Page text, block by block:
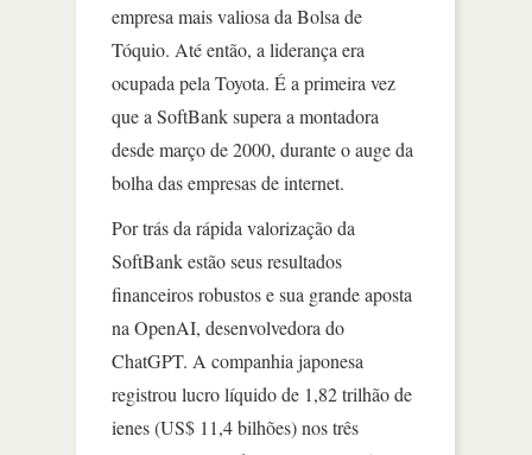
empresa mais valiosa da Bolsa de
Tóquio. Até então, a liderança era
ocupada pela Toyota. É a primeira vez
que a SoftBank supera a montadora
desde março de 2000, durante o auge da
bolha das empresas de internet.
Por trás da rápida valorização da
SoftBank estão seus resultados
financeiros robustos e sua grande aposta
na OpenAI, desenvolvedora do
ChatGPT. A companhia japonesa
registrou lucro líquido de 1,82 trilhão de
ienes (US$ 11,4 bilhões) nos três